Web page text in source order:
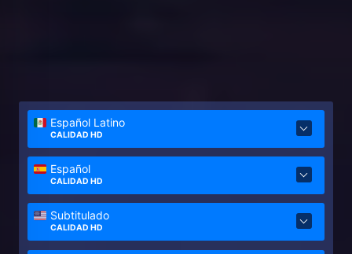
Español Latino
CALIDAD HD
Español
CALIDAD HD
Subtitulado
CALIDAD HD